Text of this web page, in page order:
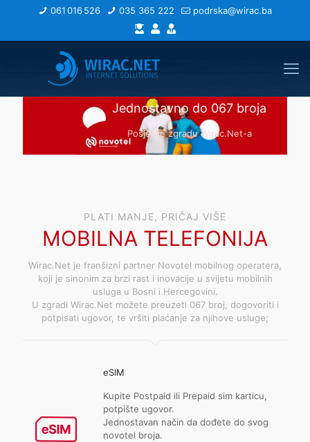
061 016 526 035 365 222 podrska@wirac.ba
Jednostavno do 067 broja
Posjetite zgradu Wirac.Net-a
PLATI MANJE, PRIČAJ VIŠE
MOBILNA TELEFONIJA
Wirac.Net je franšizni partner Novotel mobilnog operatera,
koji je sinonim za brzi rast i inovacije u svijetu mobilnih
usluga u Bosni i Hercegovini.
U zgradi Wirac.Net možete preuzeti 067 broj, dogovoriti i
potpisati ugovor, te vršiti plaćanje za njihove usluge;
eSIM
Kupite Postpaid ili Prepaid sim karticu,
potpište ugovor.
Jednostavan način da dođete do svog
novotel broja.